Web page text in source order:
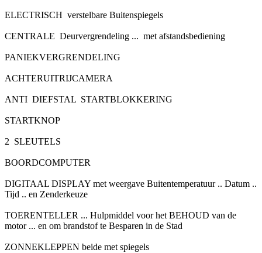
ELECTRISCH verstelbare Buitenspiegels
CENTRALE Deurvergrendeling ... met afstandsbediening
PANIEKVERGRENDELING
ACHTERUITRIJCAMERA
ANTI DIEFSTAL STARTBLOKKERING
STARTKNOP
2 SLEUTELS
BOORDCOMPUTER
DIGITAAL DISPLAY met weergave Buitentemperatuur .. Datum ..
Tijd .. en Zenderkeuze
TOERENTELLER ... Hulpmiddel voor het BEHOUD van de
motor ... en om brandstof te Besparen in de Stad
ZONNEKLEPPEN beide met spiegels